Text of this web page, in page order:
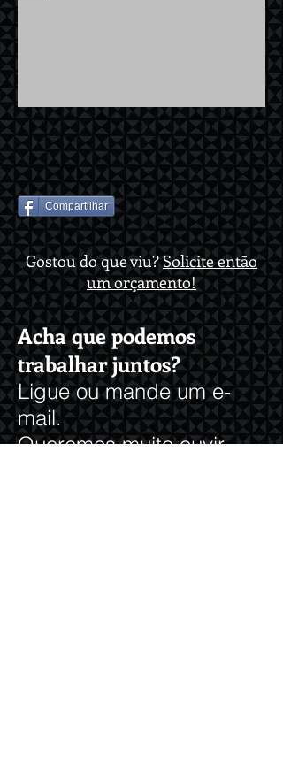
Compartilhar
Gostou do que viu?Solicite então
um orçamento!
Acha que podemos
trabalhar juntos?
Ligue ou mande um e-
mail.
Queremos muito ouvir